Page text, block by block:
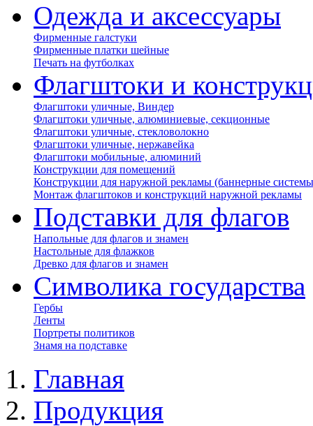
Одежда и аксессуары
Фирменные галстуки
Фирменные платки шейные
Печать на футболках
Флагштоки и
Флагштоки уличные, Виндер
Флагштоки уличные, алюминиевые, секционные
Флагштоки уличные, стекловолокно
Флагштоки уличные, нержавейка
Флагштоки мобильные, алюминий
Конструкции для помещений
Конструкции для наружной рекламы (баннерные
Монтаж флагштоков и конструкций наружной рекламы
Подставки для флагов
Напольные для флагов и знамен
Настольные для флажков
Древко для флагов и знамен
Символика государства
Гербы
Ленты
Портреты политиков
Знамя на подставке
Главная
Продукция